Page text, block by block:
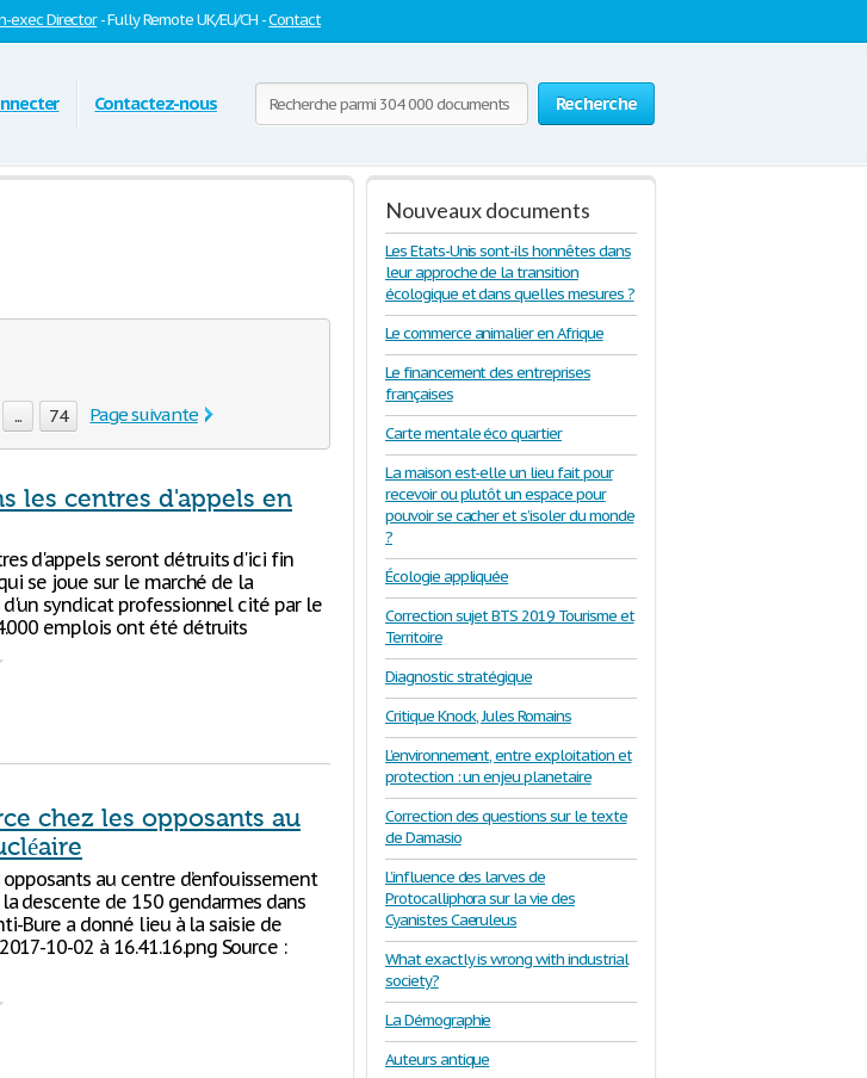
exec Director- Fully Remote UK/EU/CH -Contact
Recherche
Contactez-nous
... 74 Page suivante
les centres d'appels en
d'appels seront détruits d'ici fin
se joue sur le marché de la
syndicat professionnel cité par le
emplois ont été détruits
chez les opposants au
au centre d’enfouissement
descente de 150 gendarmes dans
Bure a donné lieu à la saisie de
10-02 à 16.41.16.png Source :
Nouveaux documents
Les Etats-Unis sont-ils honnêtes dans
leur approche de la transition
écologique et dans quelles mesures ?
Le commerce animalier en Afrique
Le financement des entreprises
françaises
Carte mentale éco quartier
La maison est-elle un lieu fait pour
recevoir ou plutôt un espace pour
pouvoir se cacher et s’isoler du monde
?
Écologie appliquée
Correction sujet BTS 2019 Tourisme et
Territoire
Diagnostic stratégique
Critique Knock, Jules Romains
L’environnement, entre exploitation et
protection : un enjeu planetaire
Correction des questions sur le texte
de Damasio
L’influence des larves de
Protocalliphora sur la vie des
Cyanistes Caeruleus
What exactly is wrong with industrial
society?
La Démographie
Auteurs antique